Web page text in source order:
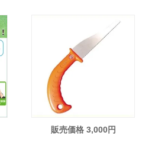
販売価格 3,000円